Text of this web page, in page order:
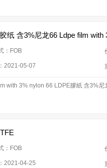
纸 含3%尼龙66 Ldpe film with
：FOB
2021-05-07
with 3% nylon 66 LDPE膠紙 含3%
：FOB
2021-04-25